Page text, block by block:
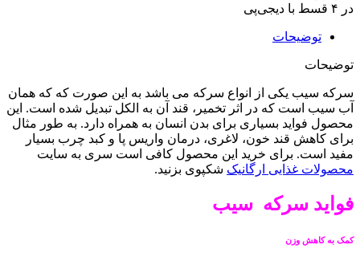
در ۴ قسط با دیجی‌پی
توضیحات
توضیحات
سرکه سیب یکی از انواع سرکه می باشد به این صورت که که همان
آب سیب است که در اثر تخمیر، قند آن به الکل تبدیل شده است. این
محصول فواید بسیاری برای بدن انسان به همراه دارد. به طور مثال
برای کاهش قند خون، لاغری، درمان واریس پا و کبد چرب بسیار
مفید است. برای خرید این محصول کافی است سری به سایت
محصولات غذایی ارگانیک شکپوی بزنید.
فواید سرکه سیب
کمک به کاهش وزن